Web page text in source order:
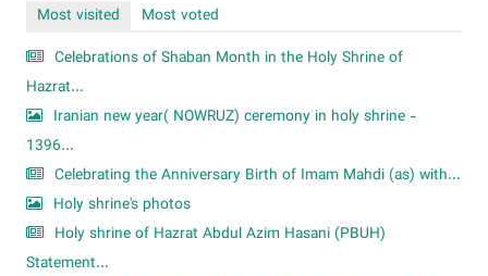
Most visited
Most voted
Celebrations of Shaban Month in the Holy Shrine of
Hazrat...
Iranian new year( NOWRUZ) ceremony in holy shrine -
1396...
Celebrating the Anniversary Birth of Imam Mahdi (as) with...
Holy shrine's photos
Holy shrine of Hazrat Abdul Azim Hasani (PBUH)
Statement...